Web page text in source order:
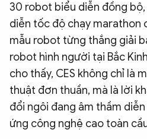
30 robot biểu diễn đồng
diễn tốc độ chạy marathon
mẫu robot từng thắng giải
robot hình người tại Bắc
cho thấy, CES không chỉ là
thuật đơn thuần, mà là lời
đổi ngôi đang âm thầm
ứng công nghệ cao toàn